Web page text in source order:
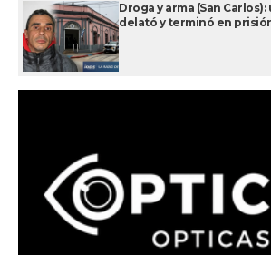
Droga y arma (San
delató y terminó en